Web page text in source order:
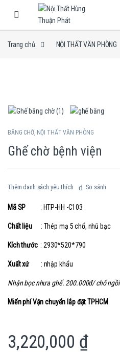
Skip to navigation
Skip to content
Trang chủ NỘI THẤT VĂN PHÒNG
BĂNG CHỜ, NỘI THẤT VĂN PHÒNG
Ghế chờ bệnh viện
Thêm danh sách yêu thích So sánh
Mã SP : HTP-HH -C103
Chất liệu : Thép mạ 5 chổ, nhũ bạc
Kích thước : 2930*520*790
Xuất xứ: nhập khẩu
Nhận bọc nhưa ghế. 200.000đ/ chổ ngồi
Miển phí Vận chuyển lắp đặt TPHCM
3,220,000 ₫